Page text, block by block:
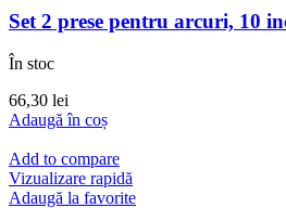
Set 2 prese pentru arcuri, 10
În stoc
66,30 lei
Adaugă în coș
Add to compare
Vizualizare rapidă
Adaugă la favorite